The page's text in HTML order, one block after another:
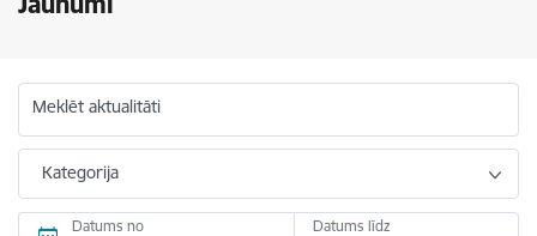
Meklēt aktualitāti
Kategorija
Datums no Datums līdz